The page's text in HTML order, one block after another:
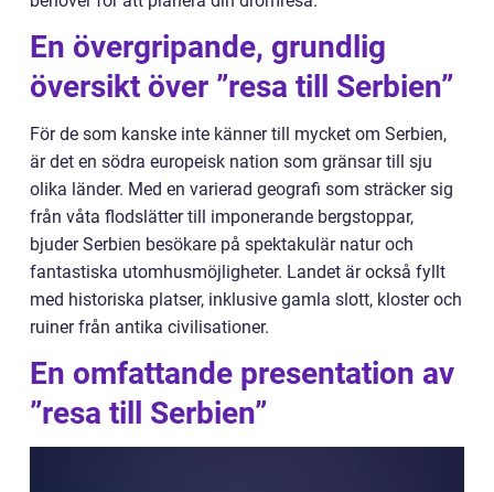
En övergripande, grundlig
översikt över ”resa till Serbien”
För de som kanske inte känner till mycket om Serbien,
är det en södra europeisk nation som gränsar till sju
olika länder. Med en varierad geografi som sträcker sig
från våta flodslätter till imponerande bergstoppar,
bjuder Serbien besökare på spektakulär natur och
fantastiska utomhusmöjligheter. Landet är också fyllt
med historiska platser, inklusive gamla slott, kloster och
ruiner från antika civilisationer.
En omfattande presentation av
”resa till Serbien”